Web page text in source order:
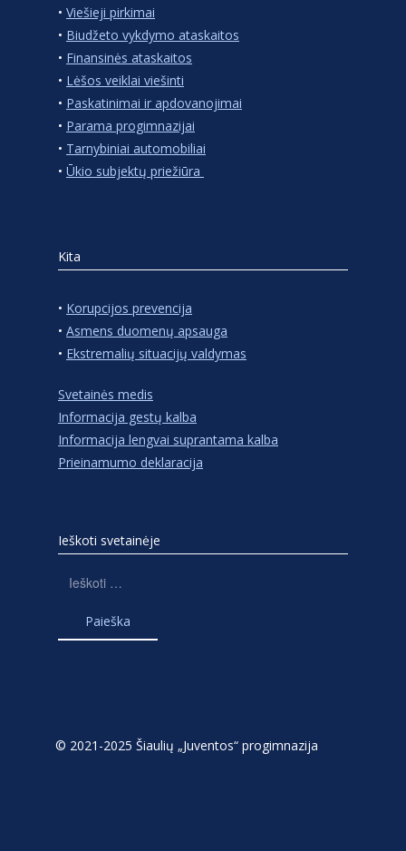
• Viešieji pirkimai
• Biudžeto vykdymo ataskaitos
• Finansinės ataskaitos
• Lėšos veiklai viešinti
• Paskatinimai ir apdovanojimai
• Parama progimnazijai
• Tarnybiniai automobiliai
• Ūkio subjektų priežiūra
Kita
• Korupcijos prevencija
• Asmens duomenų apsauga
• Ekstremalių situacijų valdymas
Svetainės medis
Informacija gestų kalba
Informacija lengvai suprantama kalba
Prieinamumo deklaracija
Ieškoti svetainėje
© 2021-2025 Šiaulių „Juventos“ progimnazija